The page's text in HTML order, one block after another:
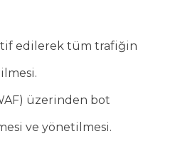
edilerek tüm trafiğin
üzerinden bot
ve yönetilmesi.